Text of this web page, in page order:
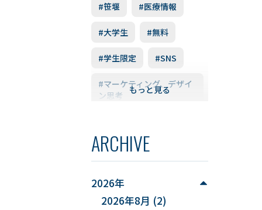
#笹堰 #医療情報
#大学生 #無料
#学生限定 #SNS
#マーケティング、デザイ
ン思考
#実データ
#スキルアップ
もっと見る
ARCHIVE
2026年
2026年8月 (2)